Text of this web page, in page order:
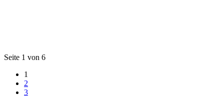
Seite 1 von 6
1
2
3